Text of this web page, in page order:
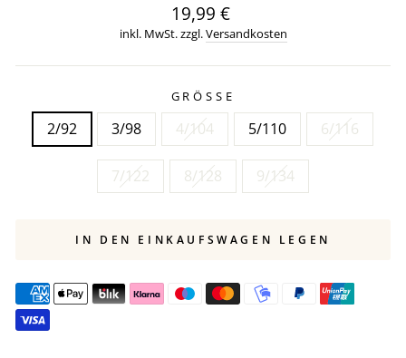
Normaler
Preis
19,99 €
inkl. MwSt. zzgl.Versandkosten
GRÖSSE
2/92 3/98 4/104 5/110 6/116
7/122 8/128 9/134
IN DEN EINKAUFSWAGEN LEGEN